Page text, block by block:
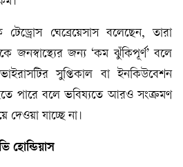
ঘেব্রেয়েসাস বলেছেন, তারা
জনস্বাস্থ্যের জন্য ‘কম ঝুঁকিপূর্ণ’ বলে
সুপ্তিকাল বা ইনকিউবেশন
পারে বলে ভবিষ্যতে আরও সংক্রমণ
দেওয়া যাচ্ছে না।
হোন্ডিয়াস